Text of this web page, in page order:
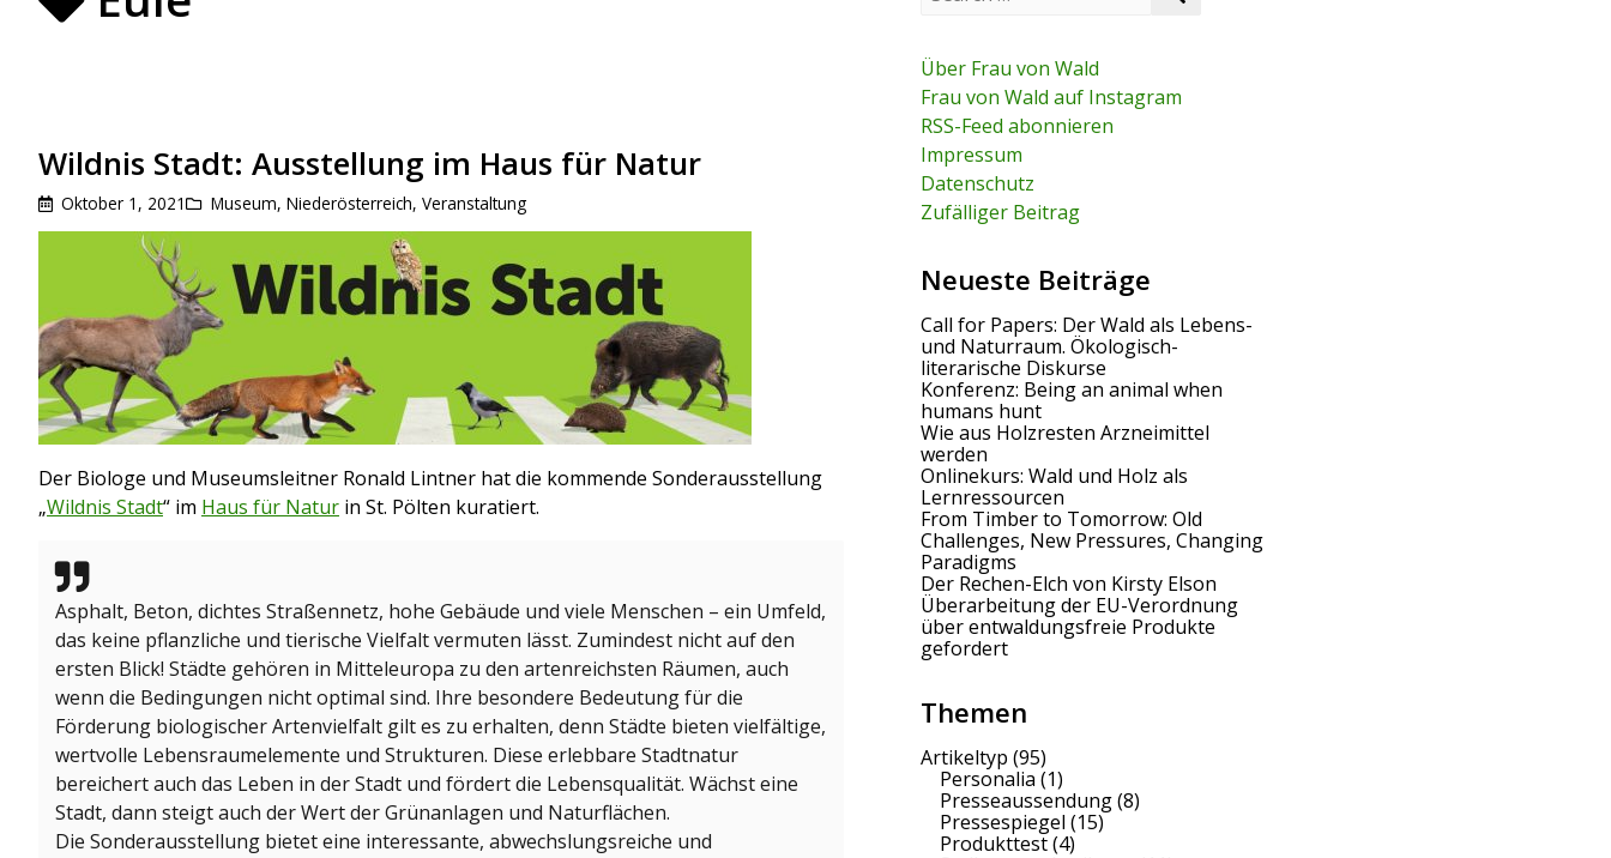
Wildnis Stadt: Ausstellung im Haus für Natur
Oktober 1, 2021 Museum, Niederösterreich, Veranstaltung
Der Biologe und Museumsleitner Ronald Lintner hat die kommende Sonderausstellung
„Wildnis Stadt“ im Haus für Natur in St. Pölten kuratiert.
Asphalt, Beton, dichtes Straßennetz, hohe Gebäude und viele Menschen – ein Umfeld,
das keine pflanzliche und tierische Vielfalt vermuten lässt. Zumindest nicht auf den
ersten Blick! Städte gehören in Mitteleuropa zu den artenreichsten Räumen, auch
wenn die Bedingungen nicht optimal sind. Ihre besondere Bedeutung für die
Förderung biologischer Artenvielfalt gilt es zu erhalten, denn Städte bieten vielfältige,
wertvolle Lebensraumelemente und Strukturen. Diese erlebbare Stadtnatur
bereichert auch das Leben in der Stadt und fördert die Lebensqualität. Wächst eine
Stadt, dann steigt auch der Wert der Grünanlagen und Naturflächen.
Die Sonderausstellung bietet eine interessante, abwechslungsreiche und
c
h
f
o
r
:
Über Frau von Wald
Frau von Wald auf Instagram
RSS-Feed abonnieren
Impressum
Datenschutz
Zufälliger Beitrag
Neueste Beiträge
Call for Papers: Der Wald als Lebens-
und Naturraum. Ökologisch-
literarische Diskurse
Konferenz: Being an animal when
humans hunt
Wie aus Holzresten Arzneimittel
werden
Onlinekurs: Wald und Holz als
Lernressourcen
From Timber to Tomorrow: Old
Challenges, New Pressures, Changing
Paradigms
Der Rechen-Elch von Kirsty Elson
Überarbeitung der EU-Verordnung
über entwaldungsfreie Produkte
gefordert
Themen
Artikeltyp (95)
Personalia (1)
Presseaussendung(8)
Pressespiegel (15)
Produkttest(4)